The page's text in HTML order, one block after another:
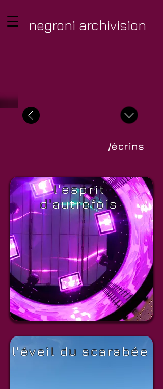
negroni archivision
/écrins
l'esprit
d'autrefois
l'éveil du scarabée